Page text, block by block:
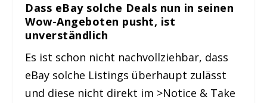
Dass eBay solche Deals nun in seinen
Wow-Angeboten pusht, ist
unverständlich
Es ist schon nicht nachvollziehbar, dass
eBay solche Listings überhaupt zulässt
und diese nicht direkt im >Notice & Take